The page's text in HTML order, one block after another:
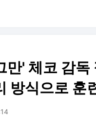
만' 체코 감
방식으로 훈